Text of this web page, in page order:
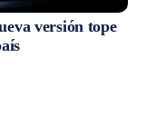
versión tope